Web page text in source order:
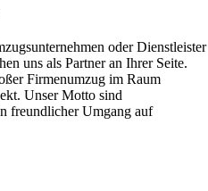
oder Dienstleister
uns als Partner an Ihrer Seite.
Firmenumzug im Raum
Unser Motto sind
freundlicher Umgang auf